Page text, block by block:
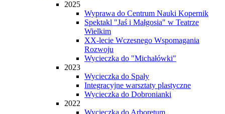
2025
Wyprawa do Centrum Nauki Kopernik
Spektakl "Jaś i Małgosia" w Teatrze
Wielkim
XX-lecie Wczesnego Wspomagania
Rozwoju
Wycieczka do "Michałówki"
2023
Wycieczka do Spały
Integracyjne warsztaty plastyczne
Wycieczka do Dobronianki
2022
Wycieczka do Arboretum